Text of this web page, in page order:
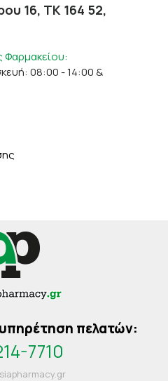
16, ΤΚ 164 52,
Φαρμακείου:
08:00 - 14:00 &
πελατών:
7710